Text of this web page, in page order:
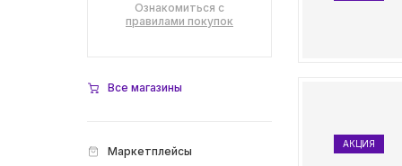
Ознакомиться с
правилами покупок
Все магазины
Маркетплейсы
АКЦИЯ